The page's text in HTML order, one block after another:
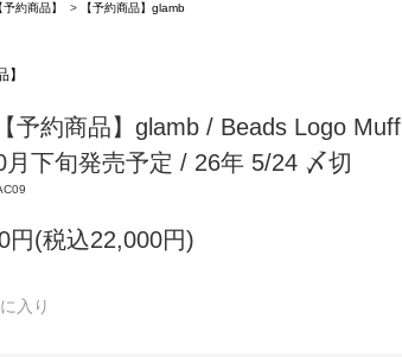
予約商品】 > 【予約商品】glamb
】
予約商品】glamb / Beads Logo Muffl
月下旬発売予定 / 26年 5/24 〆切
円(税込22,000円)
入り